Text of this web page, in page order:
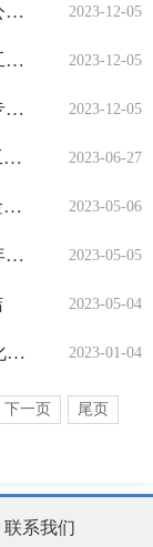
2023-12-05
2023年安徽省医疗卫生领域基层政务公开标准化规范化工作考评方案
2023-12-05
2023年安徽省医疗卫生机构信息公开工作考评方案
2023-12-05
2023年安徽省卫生健康系统重点领域专项提升行动考评方案
2023-06-27
潘集区召开村务公开标准化建设试点工作调度会
2023-05-06
【惠民惠农补贴】潘集区惠民惠农资金总体发放留存情况总结
2023-05-05
潘集区人民政府办公室开展全区2023年第一次政务公开轮训会
2023-05-04
2023-01-04
潘集区2022年12月基层政务公开标准化规范化工作推进情况
下一页 尾页
联系我们